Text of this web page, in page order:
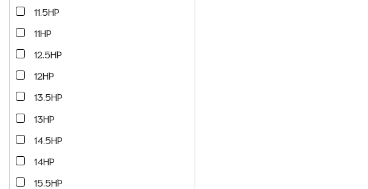
11.5HP
11HP
12.5HP
12HP
13.5HP
13HP
14.5HP
14HP
15.5HP